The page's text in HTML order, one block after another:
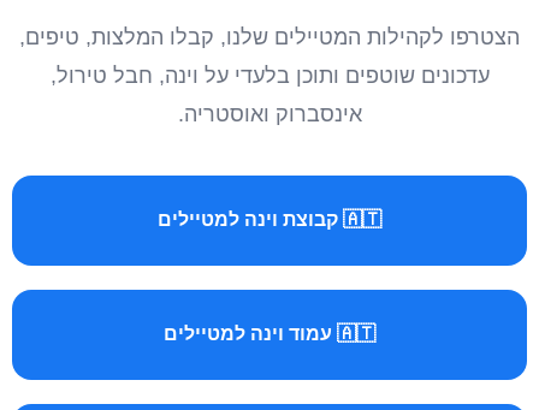
הצטרפו לקהילות המטיילים שלנו, קבלו המלצות, טיפים,
עדכונים שוטפים ותוכן בלעדי על וינה, חבל טירול,
אינסברוק ואוסטריה.
🇦🇹 קבוצת וינה למטיילים
🇦🇹 עמוד וינה למטיילים